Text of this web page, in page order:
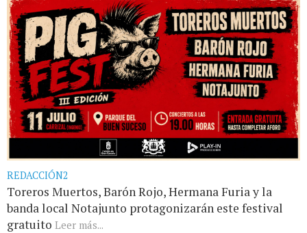
REDACCIÓN2
Toreros Muertos, Barón Rojo, Hermana Furia y la
banda local Notajunto protagonizarán este festival
gratuito Leer más...